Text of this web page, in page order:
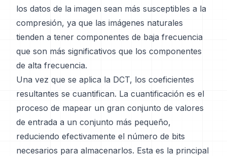
los datos de la imagen sean más susceptibles a la
compresión, ya que las imágenes naturales
tienden a tener componentes de baja frecuencia
que son más significativos que los componentes
de alta frecuencia.
Una vez que se aplica la DCT, los coeficientes
resultantes se cuantifican. La cuantificación es el
proceso de mapear un gran conjunto de valores
de entrada a un conjunto más pequeño,
reduciendo efectivamente el número de bits
necesarios para almacenarlos. Esta es la principal